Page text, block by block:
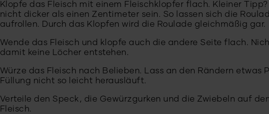
Klopfe das Fleisch mit einem Fleischklopfer flach. Kleiner Tipp?
nicht dicker als einen Zentimeter sein. So lassen sich die
aufrollen. Durch das Klopfen wird die Roulade gleichmäßig gar.
Wende das Fleisch und klopfe auch die andere Seite flach.
damit keine Löcher entstehen.
Würze das Fleisch nach Belieben. Lass an den Rändern etwas
Füllung nicht so leicht herausläuft.
Verteile den Speck, die Gewürzgurken und die Zwiebeln auf
Fleisch.